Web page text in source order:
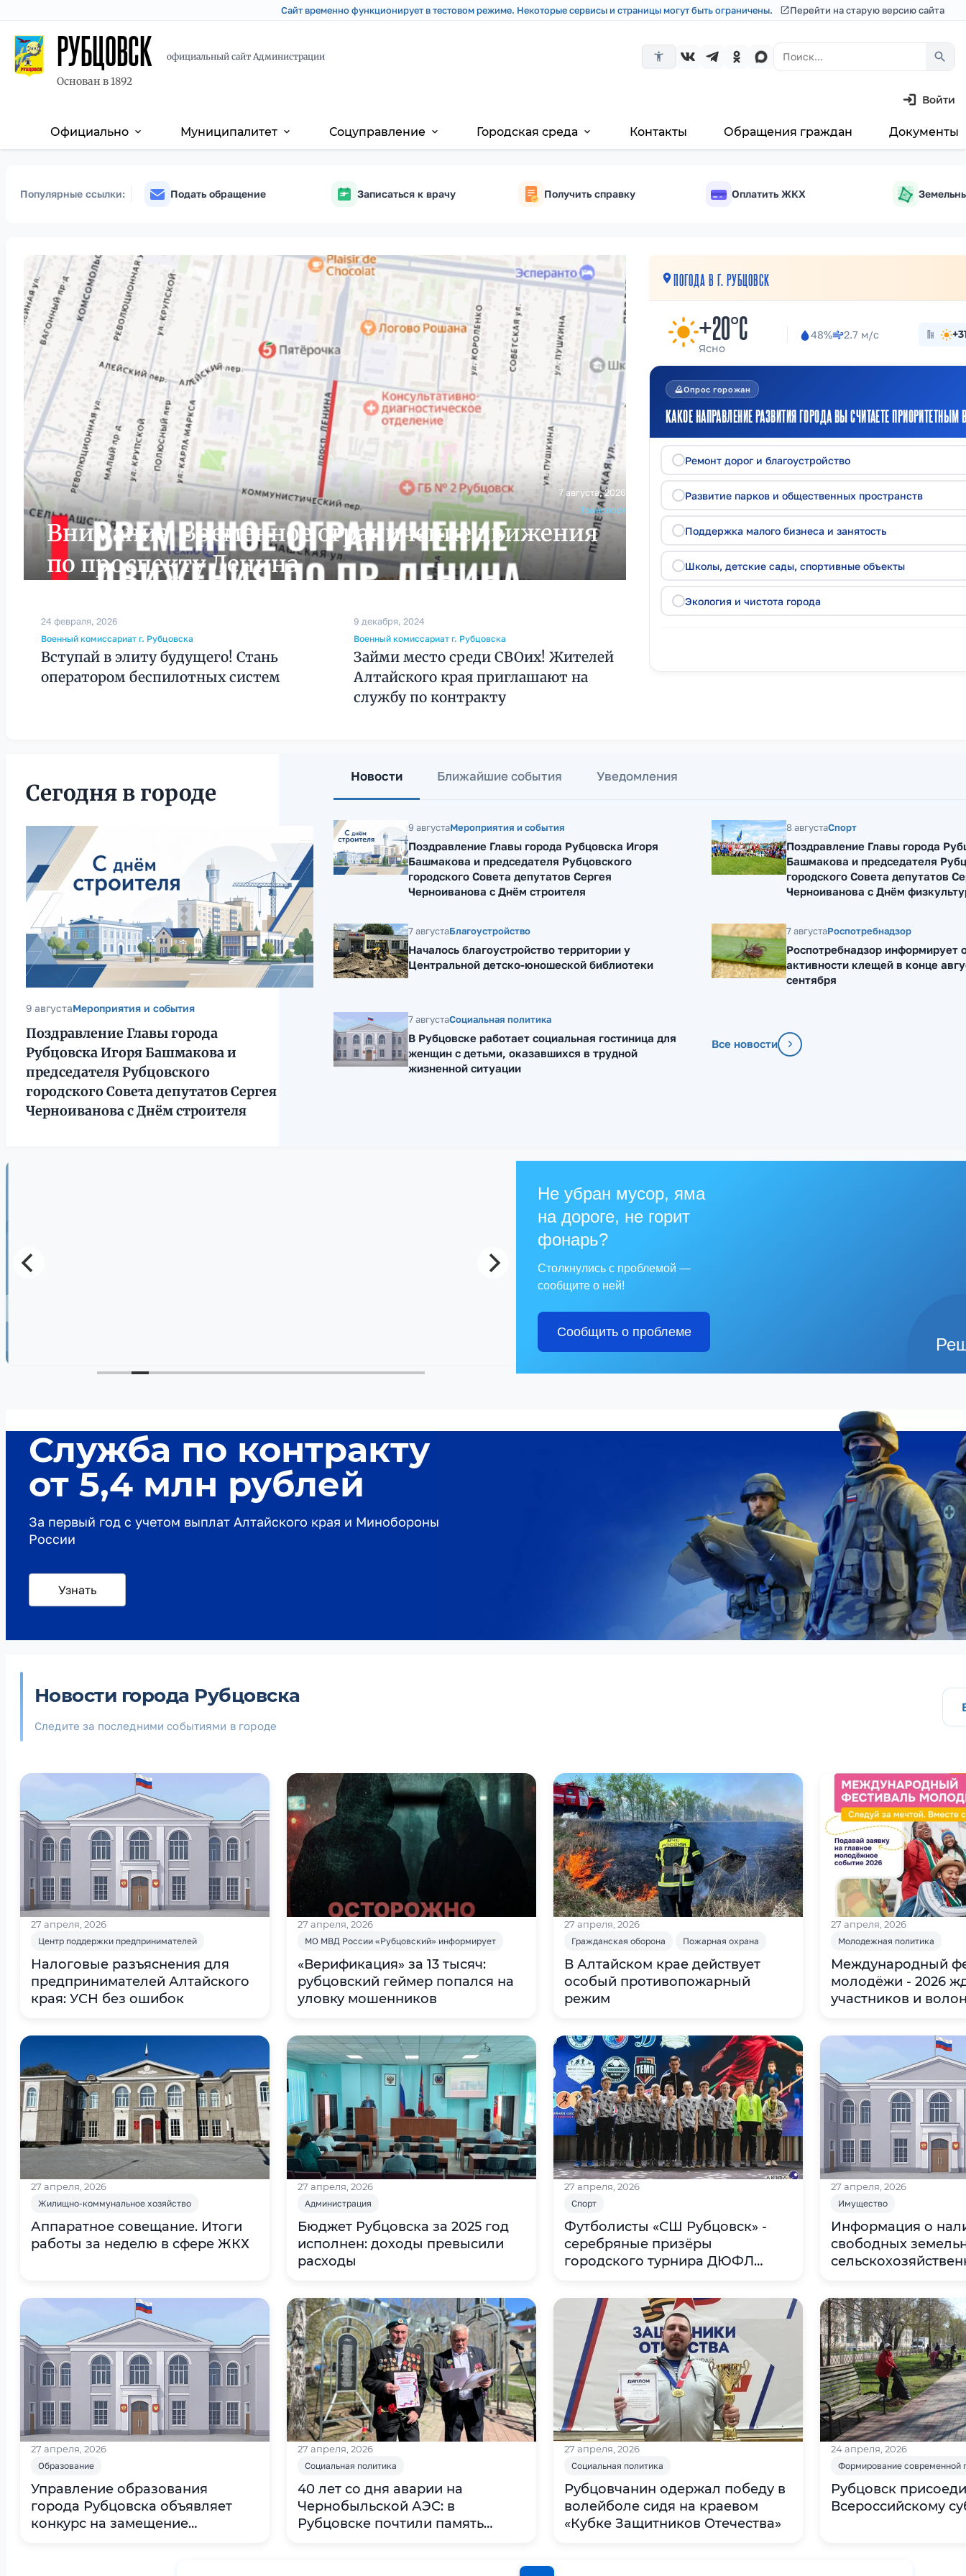
Перейти
основному
Skip
main
Сайт временно функционирует в тестовом режиме. Некоторые сервисы и страницы могут быть ограничены. Перейти на старую версию сайта
РУБЦОВСК
Основан в 1892
официальный сайт Администрации accessibility_new search
Войти
Основная
Официально expand_more Муниципалитет expand_more Соцуправление expand_more Городская среда expand_more Контакты Обращения граждан Документы
Популярные ссылки: Подать обращение Записаться к врачу Получить справку Оплатить ЖКХ м²
7 августа, 2026
Транспорт
Внимание! Временное ограничение движения
по проспекту Ленина
24 февраля, 2026
Военный комиссариат г. Рубцовска
Вступай в элиту будущего! Стань
оператором беспилотных систем
9 декабря, 2024
Военный комиссариат г. Рубцовска
Займи место среди СВОих! Жителей
Алтайского края приглашают на
службу по контракту
ПОГОДА В Г. РУБЦОВСК
+20°C
Ясно
48% 2.7 м/с Пн
how_to_voteОпрос горожан
КАКОЕ НАПРАВЛЕНИЕ РАЗВИТИЯ ГОРОДА ВЫ СЧИТАЕТЕ ПРИОРИТЕТНЫМ
Ремонт дорог и благоустройство
Развитие парков и общественных пространств
Поддержка малого бизнеса и занятость
Школы, детские сады, спортивные объекты
Экология и чистота города
Сегодня в городе
9 августаМероприятия и события
Поздравление Главы города
Рубцовска Игоря Башмакова и
председателя Рубцовского
городского Совета депутатов Сергея
Черноиванова с Днём строителя
Новости Ближайшие события Уведомления
9 августаМероприятия и события
Поздравление Главы города Рубцовска Игоря
Башмакова и председателя Рубцовского
городского Совета депутатов Сергея
Черноиванова с Днём строителя
8 августаСпорт
Поздравление Главы города
Башмакова и председателя
городского Совета депутатов
Черноиванова с Днём
7 августаБлагоустройство
Началось благоустройство территории у
Центральной детско-юношеской библиотеки
7 августаРоспотребнадзор
Роспотребнадзор информирует
активности клещей в конце
сентября
7 августаСоциальная политика
В Рубцовске работает социальная гостиница для
женщин с детьми, оказавшихся в трудной
жизненной ситуации
Все новости
Не убран мусор, яма
на дороге, не горит
фонарь?
Столкнулись с проблемой —
сообщите о ней!
Сообщить о проблеме
Служба по контракту
от 5,4 млн рублей
За первый год с учетом выплат Алтайского края и Минобороны
России
Узнать
Новости города Рубцовска
Следите за последними событиями в городе
27 апреля, 2026
Центр поддержки предпринимателей
Налоговые разъяснения для
предпринимателей Алтайского
края: УСН без ошибок
27 апреля, 2026
МО МВД России «Рубцовский» информирует
«Верификация» за 13 тысяч:
рубцовский геймер попался на
уловку мошенников
27 апреля, 2026
Гражданская оборона Пожарная охрана
В Алтайском крае действует
особый противопожарный
27 апреля, 2026
Молодежная политика
Международный
молодёжи - 2026
участников и
27 апреля, 2026
Жилищно-коммунальное хозяйство
Аппаратное совещание. Итоги
работы за неделю в сфере ЖКХ ⁣
27 апреля, 2026
Администрация
Бюджет Рубцовска за 2025 год
исполнен: доходы превысили
расходы
27 апреля, 2026
Спорт
Футболисты «СШ Рубцовск» -
серебряные призёры
городского турнира ДЮФЛ
27 апреля, 2026
Имущество
Информация о
свободных
27 апреля, 2026
Образование
Управление образования
города Рубцовска объявляет
конкурс на замещение
27 апреля, 2026
Социальная политика
40 лет со дня аварии на
Чернобыльской АЭС: в
Рубцовске почтили память
27 апреля, 2026
Социальная политика
Рубцовчанин одержал победу в
волейболе сидя на краевом
«Кубке Защитников Отечества»
24 апреля, 2026
Формирование современной
Рубцовск
Всероссийскому